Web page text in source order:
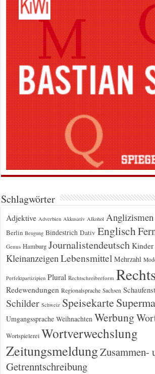
Schlagwörter
Adjektive Adverbien Akkusativ Alkohol Anglizismen
Berlin Beugung Bindestrich Dativ Englisch
Genus Hamburg Journalistendeutsch Kinder
Kleinanzeigen Lebensmittel Mehrzahl
Perfektpartizipien Plural Rechtschreibreform
Redewendungen Regionalsprache Sachsen
Schilder Schweiz Speisekarte
Umgangssprache Weihnachten Werbung
Wortspielerei Wortverwechslung
ZeitungsmeldungZusammen-
Getrenntschreibung